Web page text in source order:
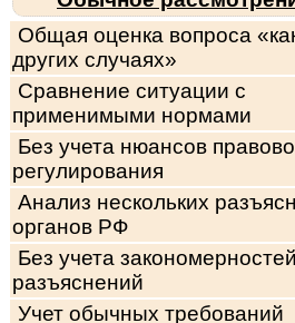
Общая оценка вопроса
других случаях»
Сравнение ситуации с
применимыми нормами
Без учета нюансов
регулирования
Анализ нескольких
органов РФ
Без учета закономерностей
разъяснений
Учет обычных требований